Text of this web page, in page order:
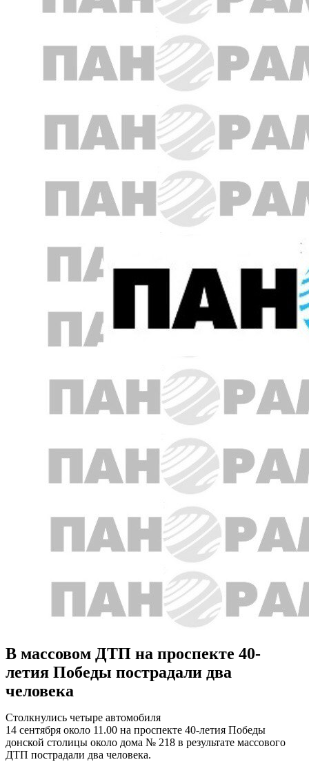
В массовом ДТП на проспекте 40-
летия Победы пострадали два
человека
Столкнулись четыре автомобиля
14 сентября около 11.00 на проспекте 40-летия Победы
донской столицы около дома № 218 в результате массового
ДТП пострадали два человека.